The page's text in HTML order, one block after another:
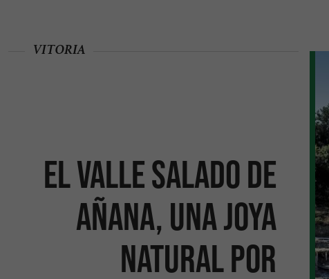
El Valle Salado de
Añana, una joya
natural por
VITORIA